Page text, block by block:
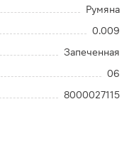
Румяна
0.009
Запеченная
06
8000027115